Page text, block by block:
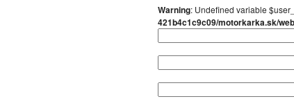
Warning: Undefined variable
421b4c1c9c09/motorkarka.sk/